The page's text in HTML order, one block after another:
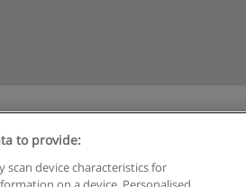
to provide:
scan device characteristics for